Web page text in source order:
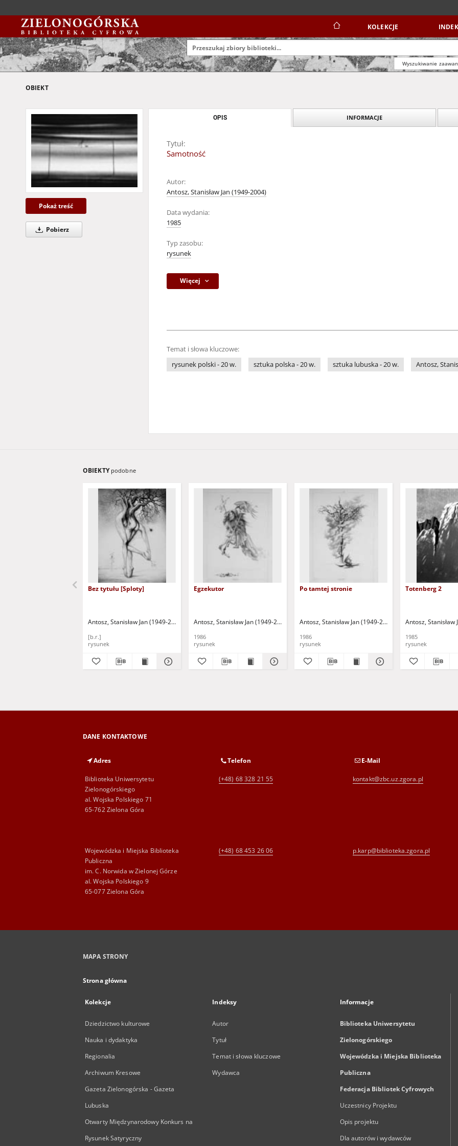
KOLEKCJE
Wyszukiwanie
OBIEKT
Pokaż treść
Pobierz
OPIS INFORMACJE
Tytuł:
Samotność
Autor:
Antosz, Stanisław Jan (1949-2004)
Data wydania:
1985
Typ zasobu:
rysunek
Więcej
Temat i słowa kluczowe:
rysunek polski - 20 w.
sztuka polska - 20 w. sztuka lubuska - 20 w. Antosz,
OBIEKTY podobne
Bez tytułu [Sploty]
Antosz, Stanisław Jan (1949-2004)
[b.r.]
rysunek
Egzekutor
Antosz, Stanisław Jan (1949-2004)
1986
rysunek
Po tamtej stronie
Antosz, Stanisław Jan (1949-2004)
1986
rysunek
Totenberg 2
Antosz, Stanisław
1985
rysunek
DANE KONTAKTOWE
Adres
Biblioteka Uniwersytetu
Zielonogórskiego
al. Wojska Polskiego 71
65-762 Zielona Góra
Telefon
(+48) 68 328 21 55
E-Mail
kontakt@zbc.uz.zgora.pl
Wojewódzka i Miejska Biblioteka
Publiczna
im. C. Norwida w Zielonej Górze
al. Wojska Polskiego 9
65-077 Zielona Góra
(+48) 68 453 26 06 p.karp@biblioteka.zgora.pl
MAPA STRONY
Strona główna
Kolekcje
Dziedzictwo kulturowe
Nauka i dydaktyka
Regionalia
Archiwum Kresowe
Gazeta Zielonogórska - Gazeta
Lubuska
Otwarty Międzynarodowy Konkurs na
Rysunek Satyryczny
Indeksy
Autor
Tytuł
Temat i słowa kluczowe
Wydawca
Informacje
Biblioteka Uniwersytetu
Zielonogórskiego
Wojewódzka i Miejska Biblioteka
Publiczna
Federacja Bibliotek Cyfrowych
Uczestnicy Projektu
Opis projektu
Dla autorów i wydawców